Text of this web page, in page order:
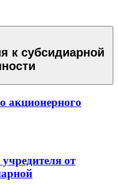
к субсидиарной
акционерного
от